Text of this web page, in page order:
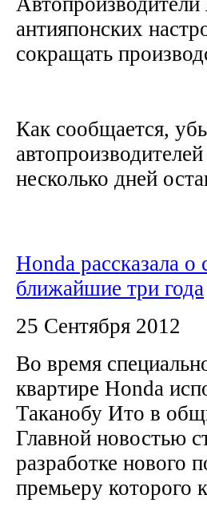
антияпонских
сокращать
Как сообщается,
несколько дней
Honda рассказала о
ближайшие три года
25 Сентября 2012
Во время
квартире Honda
Таканобу Ито в
Главной новостью
разработке нового
премьеру которого